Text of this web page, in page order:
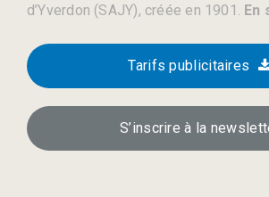
d’Yverdon (SAJY), créée en 1901. En
Tarifs publicitaires
S’inscrire à la